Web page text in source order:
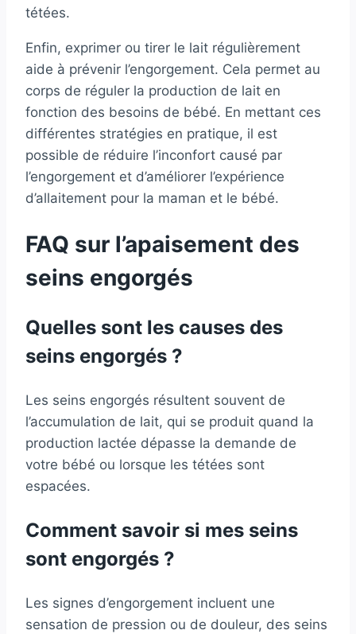
tétées.
Enfin, exprimer ou tirer le lait régulièrement
aide à prévenir l’engorgement. Cela permet au
corps de réguler la production de lait en
fonction des besoins de bébé. En mettant ces
différentes stratégies en pratique, il est
possible de réduire l’inconfort causé par
l’engorgement et d’améliorer l’expérience
d’allaitement pour la maman et le bébé.
FAQ sur l’apaisement des
seins engorgés
Quelles sont les causes des
seins engorgés ?
Les seins engorgés résultent souvent de
l’accumulation de lait, qui se produit quand la
production lactée dépasse la demande de
votre bébé ou lorsque les tétées sont
espacées.
Comment savoir si mes seins
sont engorgés ?
Les signes d’engorgement incluent une
sensation de pression ou de douleur, des seins